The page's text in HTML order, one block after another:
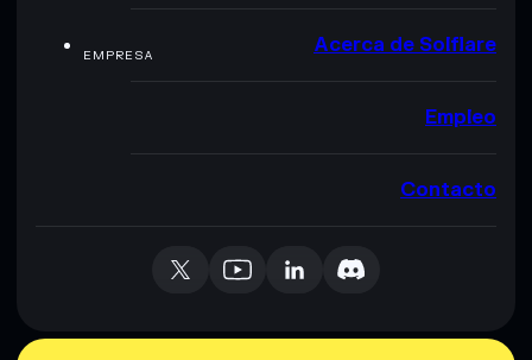
EMPRESA Acerca de Solflare
Empleo
Contacto